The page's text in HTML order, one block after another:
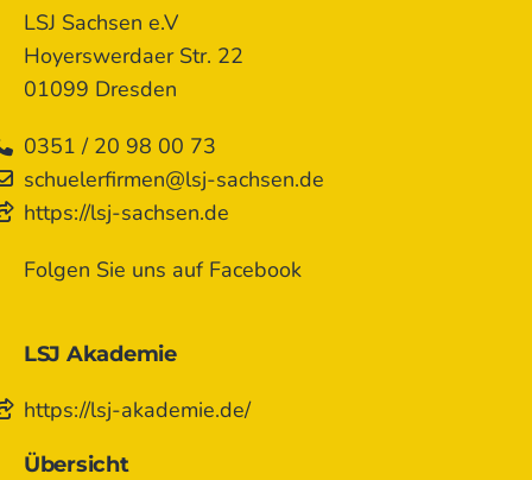
LSJ Sachsen e.V
Hoyerswerdaer Str. 22
01099 Dresden
0351 / 20 98 00 73
schuelerfirmen@lsj-sachsen.de
https://lsj-sachsen.de
Folgen Sie uns auf Facebook
LSJ Akademie
https://lsj-akademie.de/
Übersicht